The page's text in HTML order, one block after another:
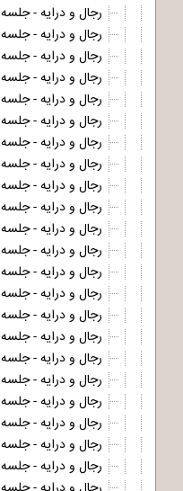
رجال و درایه - جلسه 44
رجال و درایه - جلسه 43
رجال و درایه - جلسه 42
رجال و درایه - جلسه 41
رجال و درایه - جلسه 40
رجال و درایه - جلسه 39
رجال و درایه - جلسه 38
رجال و درایه - جلسه 37
رجال و درایه - جلسه 36
رجال و درایه - جلسه 35
رجال و درایه - جلسه 34
رجال و درایه - جلسه 33
رجال و درایه - جلسه 32
رجال و درایه - جلسه 30 و 31
رجال و درایه - جلسه 29
رجال و درایه - جلسه 28
رجال و درایه - جلسه 27
رجال و درایه - جلسه 26
رجال و درایه - جلسه 25
رجال و درایه - جلسه 24
رجال و درایه - جلسه 23
رجال و درایه - جلسه 22